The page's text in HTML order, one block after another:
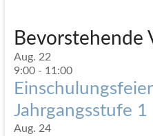
Bevorstehende
Aug. 22
9:00- 11:00
Jahrgangsstufe 1
Aug. 24